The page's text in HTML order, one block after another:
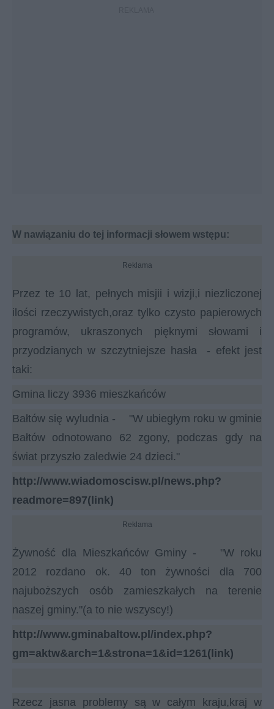
W nawiązaniu do tej informacji słowem wstępu:
Reklama
Przez te 10 lat, pełnych misjii i wizji,i niezliczonej
ilości rzeczywistych,oraz tylko czysto papierowych
programów, ukraszonych pięknymi słowami i
przyodzianych w szczytniejsze hasła - efekt jest
taki:
Gmina liczy 3936 mieszkańców
Bałtów się wyludnia - "W ubiegłym roku w gminie
Bałtów odnotowano 62 zgony, podczas gdy na
świat przyszło zaledwie 24 dzieci."
http://www.wiadomoscisw.pl/news.php?
readmore=897(link)
Reklama
Żywność dla Mieszkańców Gminy - "W roku
2012 rozdano ok. 40 ton żywności dla 700
najuboższych osób zamieszkałych na terenie
naszej gminy."(a to nie wszyscy!)
http://www.gminabaltow.pl/index.php?
gm=aktw&arch=1&strona=1&id=1261(link)
Rzecz jasna problemy są w całym kraju,kraj w